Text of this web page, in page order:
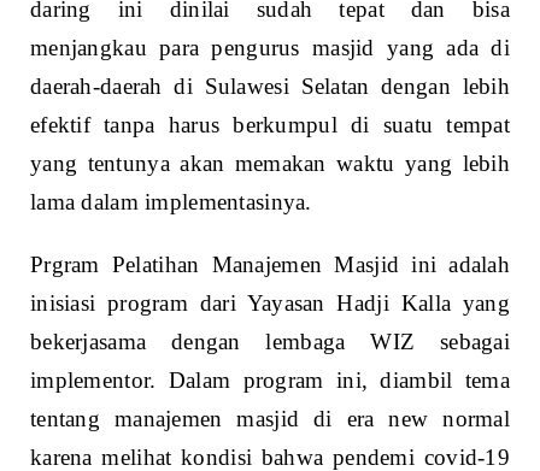
daring ini dinilai sudah tepat dan bisa
menjangkau para pengurus masjid yang ada di
daerah-daerah di Sulawesi Selatan dengan lebih
efektif tanpa harus berkumpul di suatu tempat
yang tentunya akan memakan waktu yang lebih
lama dalam implementasinya.
Prgram Pelatihan Manajemen Masjid ini adalah
inisiasi program dari Yayasan Hadji Kalla yang
bekerjasama dengan lembaga WIZ sebagai
implementor. Dalam program ini, diambil tema
tentang manajemen masjid di era new normal
karena melihat kondisi bahwa pendemi covid-19